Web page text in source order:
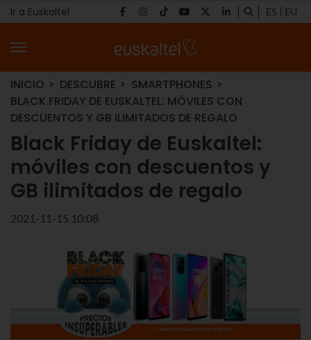
Ir a Euskaltel ES EU
INICIO DESCUBRE
SMARTPHONES
BLACK FRIDAY DE EUSKALTEL: MÓVILES CON
DESCUENTOS Y GB ILIMITADOS DE REGALO
Black Friday de Euskaltel:
móviles con descuentos y
GB ilimitados de regalo
2021-11-15 10:08